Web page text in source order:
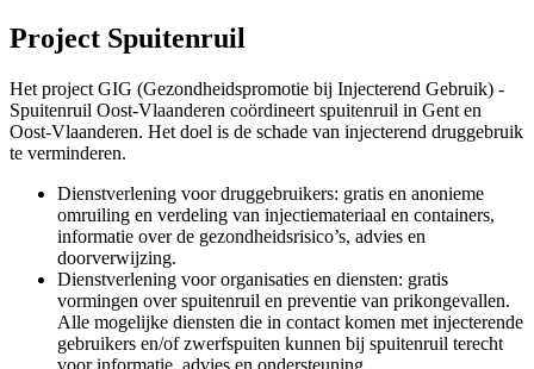
Project Spuitenruil
Het project GIG (Gezondheidspromotie bij Injecterend Gebruik) -
Spuitenruil Oost-Vlaanderen coördineert spuitenruil in Gent en
Oost-Vlaanderen. Het doel is de schade van injecterend druggebruik
te verminderen.
Dienstverlening voor druggebruikers: gratis en anonieme
omruiling en verdeling van injectiemateriaal en containers,
informatie over de gezondheidsrisico’s, advies en
doorverwijzing.
Dienstverlening voor organisaties en diensten: gratis
vormingen over spuitenruil en preventie van prikongevallen.
Alle mogelijke diensten die in contact komen met injecterende
gebruikers en/of zwerfspuiten kunnen bij spuitenruil terecht
voor informatie, advies en ondersteuning.